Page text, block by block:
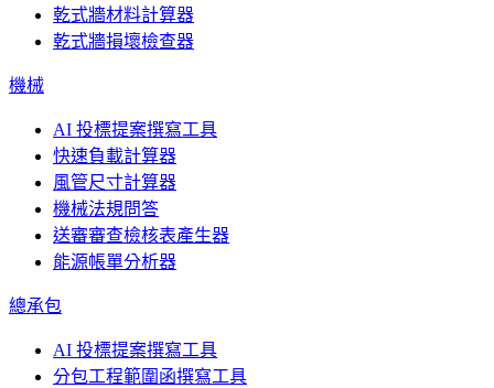
乾式牆材料計算器
乾式牆損壞檢查器
機械
AI 投標提案撰寫工具
快速負載計算器
風管尺寸計算器
機械法規問答
送審審查檢核表產生器
能源帳單分析器
總承包
AI 投標提案撰寫工具
分包工程範圍函撰寫工具